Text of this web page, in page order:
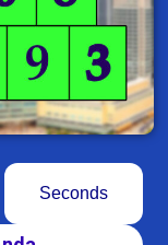
Seconds